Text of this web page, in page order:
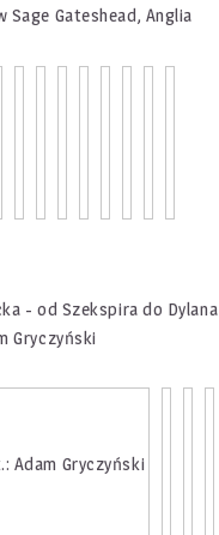
Sage Gateshead, Anglia
- od Szekspira do Dylana
Gryczyński